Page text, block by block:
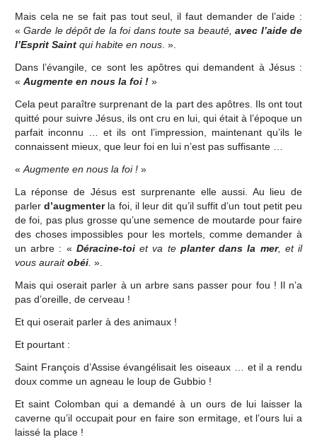
Mais cela ne se fait pas tout seul, il faut demander de l’aide :
«Garde le dépôt de la foi dans toute sa beauté,avec l’aide de
l’Esprit Saintqui habite en nous. ».
Dans l’évangile, ce sont les apôtres qui demandent à Jésus :
« Augmente en nous la foi !»
Cela peut paraître surprenant de la part des apôtres. Ils ont tout
quitté pour suivre Jésus, ils ont cru en lui, qui était à l’époque un
parfait inconnu … et ils ont l’impression, maintenant qu’ils le
connaissent mieux, que leur foi en lui n’est pas suffisante …
« Augmente en nous la foi !»
La réponse de Jésus est surprenante elle aussi. Au lieu de
parlerd’augmenterla foi, il leur dit qu’il suffit d’un tout petit peu
de foi, pas plus grosse qu’une semence de moutarde pour faire
des choses impossibles pour les mortels, comme demander à
un arbre : « Déracine-toiet va te planter dans la mer, et il
vous auraitobéi. ».
Mais qui oserait parler à un arbre sans passer pour fou ! Il n’a
pas d’oreille, de cerveau !
Et qui oserait parler à des animaux !
Et pourtant :
Saint François d’Assise évangélisait les oiseaux … et il a rendu
doux comme un agneau le loup de Gubbio !
Et saint Colomban qui a demandé à un ours de lui laisser la
caverne qu’il occupait pour en faire son ermitage, et l’ours lui a
laissé la place !